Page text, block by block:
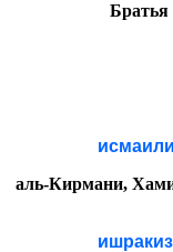
аль-Кирмани,